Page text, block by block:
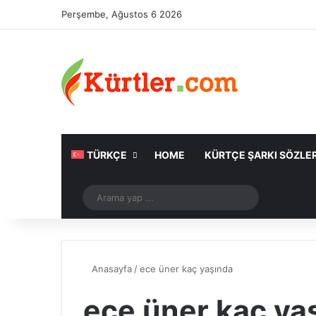
Perşembe, Ağustos 6 2026
TÜRKÇE HOME KÜRTÇE ŞARKI
Rastgele Makale
yap
Anasayfa /ece üner kaç yaşında